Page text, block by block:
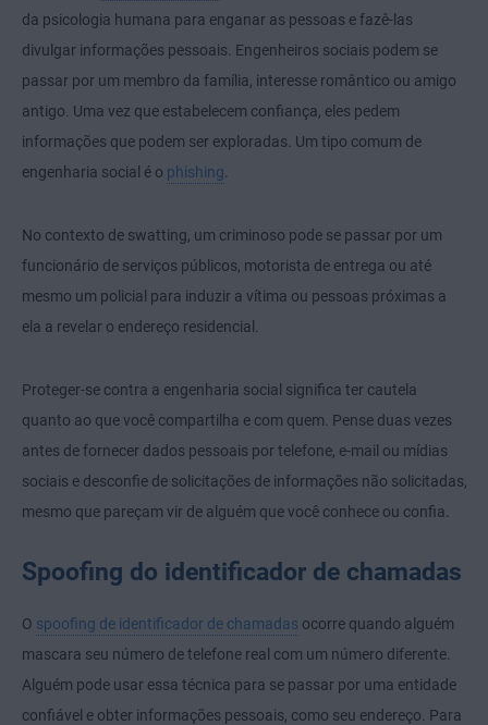
da psicologia humana para enganar as pessoas e fazê-las
divulgar informações pessoais. Engenheiros sociais podem se
passar por um membro da família, interesse romântico ou amigo
antigo. Uma vez que estabelecem confiança, eles pedem
informações que podem ser exploradas. Um tipo comum de
engenharia social é o phishing
No contexto de swatting, um criminoso pode se passar por um
funcionário de serviços públicos, motorista de entrega ou até
mesmo um policial para induzir a vítima ou pessoas próximas a
ela a revelar o endereço residencial.
Proteger-se contra a engenharia social significa ter cautela
quanto ao que você compartilha e com quem. Pense duas vezes
antes de fornecer dados pessoais por telefone, e-mail ou mídias
sociais e desconfie de solicitações de informações não solicitadas,
mesmo que pareçam vir de alguém que você conhece ou confia.
Spoofing do identificador de chamadas
O spoofing de identificador de chamadas ocorre quando alguém
mascara seu número de telefone real com um número diferente.
Alguém pode usar essa técnica para se passar por uma entidade
confiável e obter informações pessoais, como seu endereço. Para